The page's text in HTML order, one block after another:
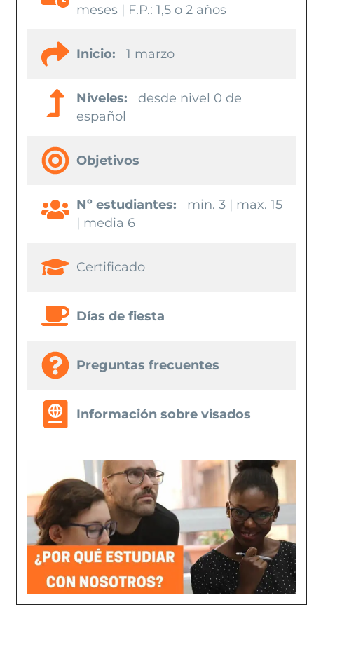
meses | F.P.: 1,5 o 2 años
Inicio: 1 marzo
Niveles:
desde nivel 0 de
español
Objetivos
Nº estudiantes:
min. 3 | max. 15
| media 6
Certificado
Días de fiesta
Preguntas frecuentes
Información sobre visados